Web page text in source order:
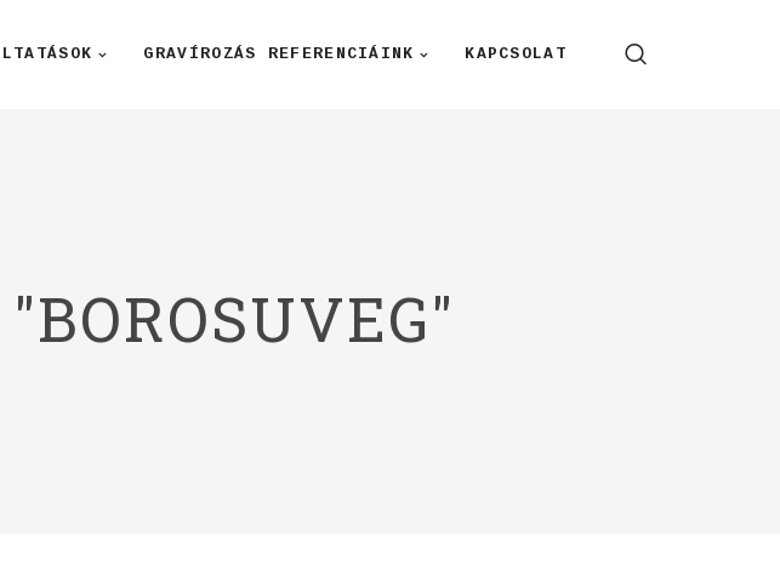
GRAVÍROZÁS REFERENCIÁINK KAPCSOLAT